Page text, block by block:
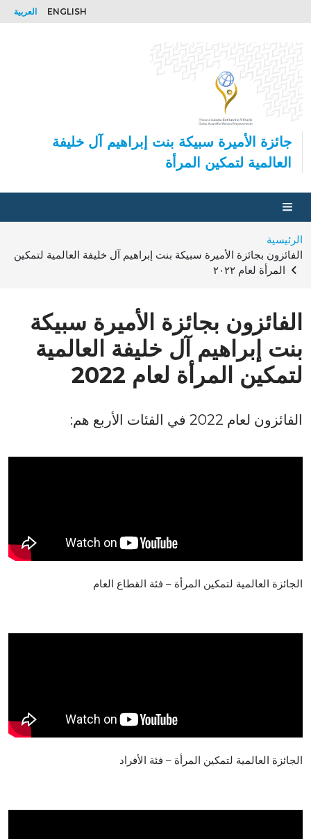
ENGLISH العربية
جائزة الأميرة سبيكة بنت إبراهيم آل خليفة
العالمية لتمكين المرأة
Toggle navigation
مسار التنقل
الرئيسية
الفائزون بجائزة الأميرة سبيكة بنت إبراهيم آل خليفة العالمية لتمكين
المرأة لعام ٢٠٢٢
الفائزون بجائزة الأميرة سبيكة
بنت إبراهيم آل خليفة العالمية
لتمكين المرأة لعام 2022
الفائزون لعام 2022 في الفئات الأربع هم:
الجائزة العالمية لتمكين المرأة – فئة القطاع العام
الجائزة العالمية لتمكين المرأة – فئة الأفراد